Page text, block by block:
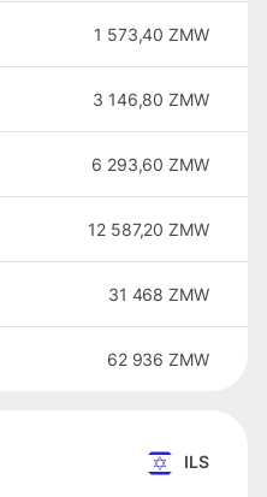
1 573,40 ZMW
3 146,80 ZMW
6 293,60 ZMW
12 587,20 ZMW
31 468 ZMW
62 936 ZMW
ILS